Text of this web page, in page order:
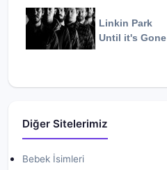
Linkin Park
Until it's Gone
Diğer Sitelerimiz
Bebek İsimleri